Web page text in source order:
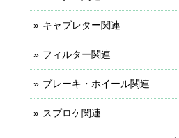
キャブレター関連
フィルター関連
ブレーキ・ホイール関連
スプロケ関連